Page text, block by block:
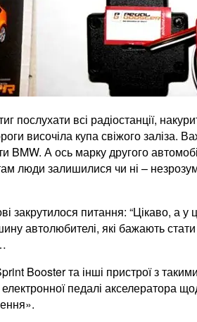
послухати всі радіостанції,
височіла купа свіжого заліза.
А ось марку другого
люди залишилися чи ні –
питання: “Цікаво, а
автолюбителі, які бажають
Booster та інші пристрої з
педалі акселератора